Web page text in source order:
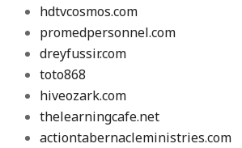
hdtvcosmos.com
promedpersonnel.com
dreyfussir.com
toto868
hiveozark.com
thelearningcafe.net
actiontabernacleministries.com